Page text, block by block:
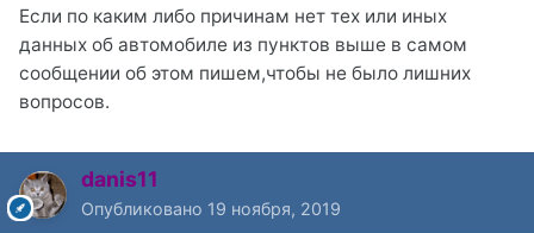
Если по каким либо причинам нет тех или иных
данных об автомобиле из пунктов выше в самом
сообщении об этом пишем,чтобы не было лишних
вопросов.
danis11
Опубликовано 19 ноября, 2019